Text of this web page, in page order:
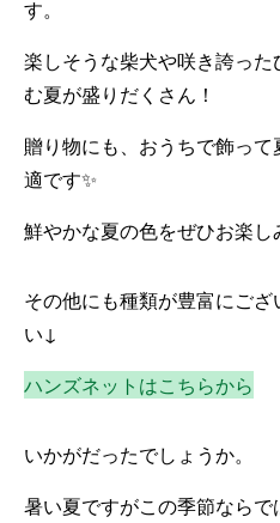
す。
楽しそうな柴犬や咲き誇っ
む夏が盛りだくさん！
贈り物にも、おうちで飾っ
適です✨
鮮やかな夏の色をぜひお楽し
その他にも種類が豊富にご
い↓
ハンズネットはこちらから
いかがだったでしょうか。
暑い夏ですがこの季節なら